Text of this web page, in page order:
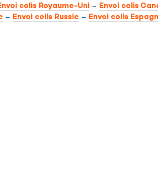
colis Royaume-Uni – Envoi colis
– Envoi colis Russie – Envoi colis